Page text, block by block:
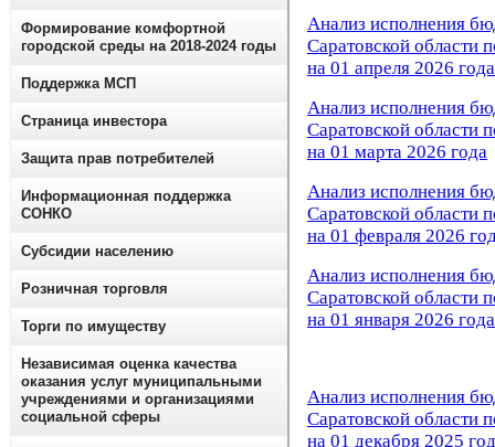
Анализ исполнения
Саратовской области
на 01 апреля 2026 года
Анализ исполнения
Саратовской области
на 01 марта 2026 года
Анализ исполнения
Саратовской области
на 01 февраля 2026
Анализ исполнения
Саратовской области
на 01 января 2026 года
Анализ исполнения
Саратовской области
на 01 декабря 2025
Формирование комфортной
городской среды на 2018-2024 годы
Поддержка МСП
Страница инвестора
Защита прав потребителей
Информационная поддержка
СОНКО
Субсидии населению
Розничная торговля
Торги по имуществу
Независимая оценка качества
оказания услуг муниципальными
учреждениями и организациями
социальной сферы